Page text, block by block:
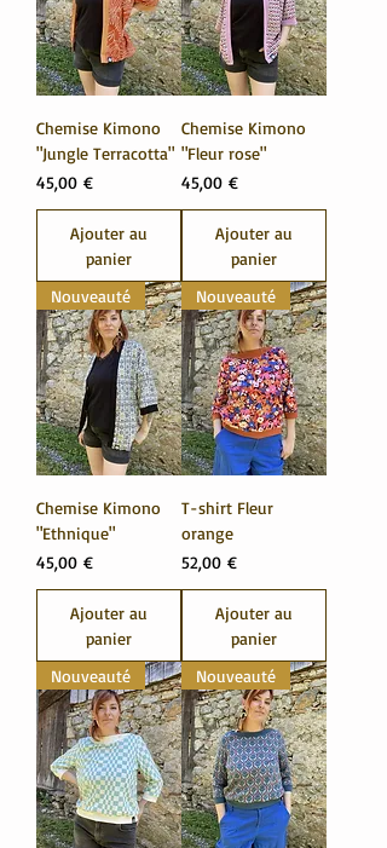
Chemise Kimono
"Jungle Terracotta"
Prix
45,00 €
Ajouter au
panier
Chemise Kimono
"Fleur rose"
Prix
45,00 €
Ajouter au
panier
Nouveauté
Chemise Kimono
"Ethnique"
Prix
45,00 €
Ajouter au
panier
Nouveauté
T-shirt Fleur
orange
Prix
52,00 €
Ajouter au
panier
Nouveauté
Nouveauté